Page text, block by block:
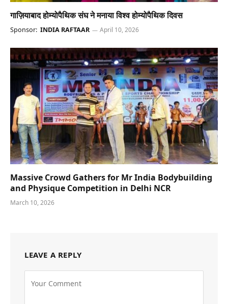
गाज़ियाबाद होम्योपैथिक संघ ने मनाया विश्व होम्योपैथिक दिवस
Sponsor: INDIA RAFTAAR April 10, 2026
Massive Crowd Gathers for Mr India Bodybuilding
and Physique Competition in Delhi NCR
March 10, 2026
LEAVE A REPLY